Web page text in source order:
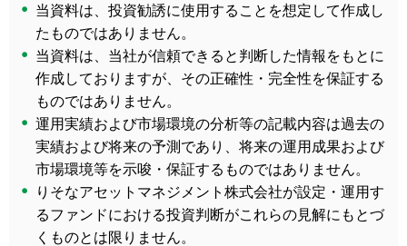
当資料は、投資勧誘に使用することを想定して作成し
たものではありません。
当資料は、当社が信頼できると判断した情報をもとに
作成しておりますが、その正確性・完全性を保証する
ものではありません。
運用実績および市場環境の分析等の記載内容は過去の
実績および将来の予測であり、将来の運用成果および
市場環境等を示唆・保証するものではありません。
りそなアセットマネジメント株式会社が設定・運用す
るファンドにおける投資判断がこれらの見解にもとづ
くものとは限りません。